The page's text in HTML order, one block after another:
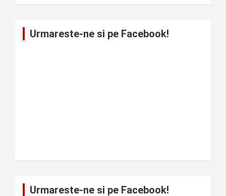
Urmareste-ne si pe Facebook!
Urmareste-ne si pe Facebook!